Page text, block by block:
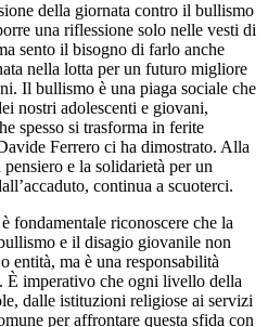
della giornata contro il bullismo
una riflessione solo nelle vesti di
sento il bisogno di farlo anche
nella lotta per un futuro migliore
Il bullismo è una piaga sociale che
nostri adolescenti e giovani,
spesso si trasforma in ferite
Ferrero ci ha dimostrato. Alla
e la solidarietà per un
continua a scuoterci.
fondamentale riconoscere che la
e il disagio giovanile non
entità, ma è una responsabilità
imperativo che ogni livello della
dalle istituzioni religiose ai servizi
per affrontare questa sfida con